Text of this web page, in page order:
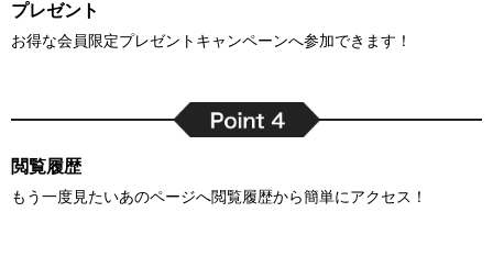
プレゼント
お得な会員限定プレゼントキャンペーンへ参加できます！
閲覧履歴
もう一度見たいあのページへ閲覧履歴から簡単にアクセス！